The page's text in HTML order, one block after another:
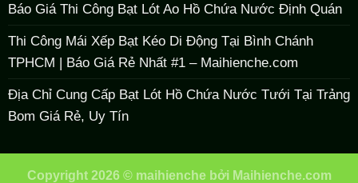
Báo Giá Thi Công Bạt Lót Ao Hồ Chứa Nước Định Quán
Thi Công Mái Xếp Bạt Kéo Di Động Tại Bình Chánh
TPHCM | Báo Giá Rẻ Nhất #1 – Maihienche.com
Địa Chỉ Cung Cấp Bạt Lót Hồ Chứa Nước Tưới Tại Trảng
Bom Giá Rẻ, Uy Tín
Copyright 2026 © maihienchebởi Maihienche.com